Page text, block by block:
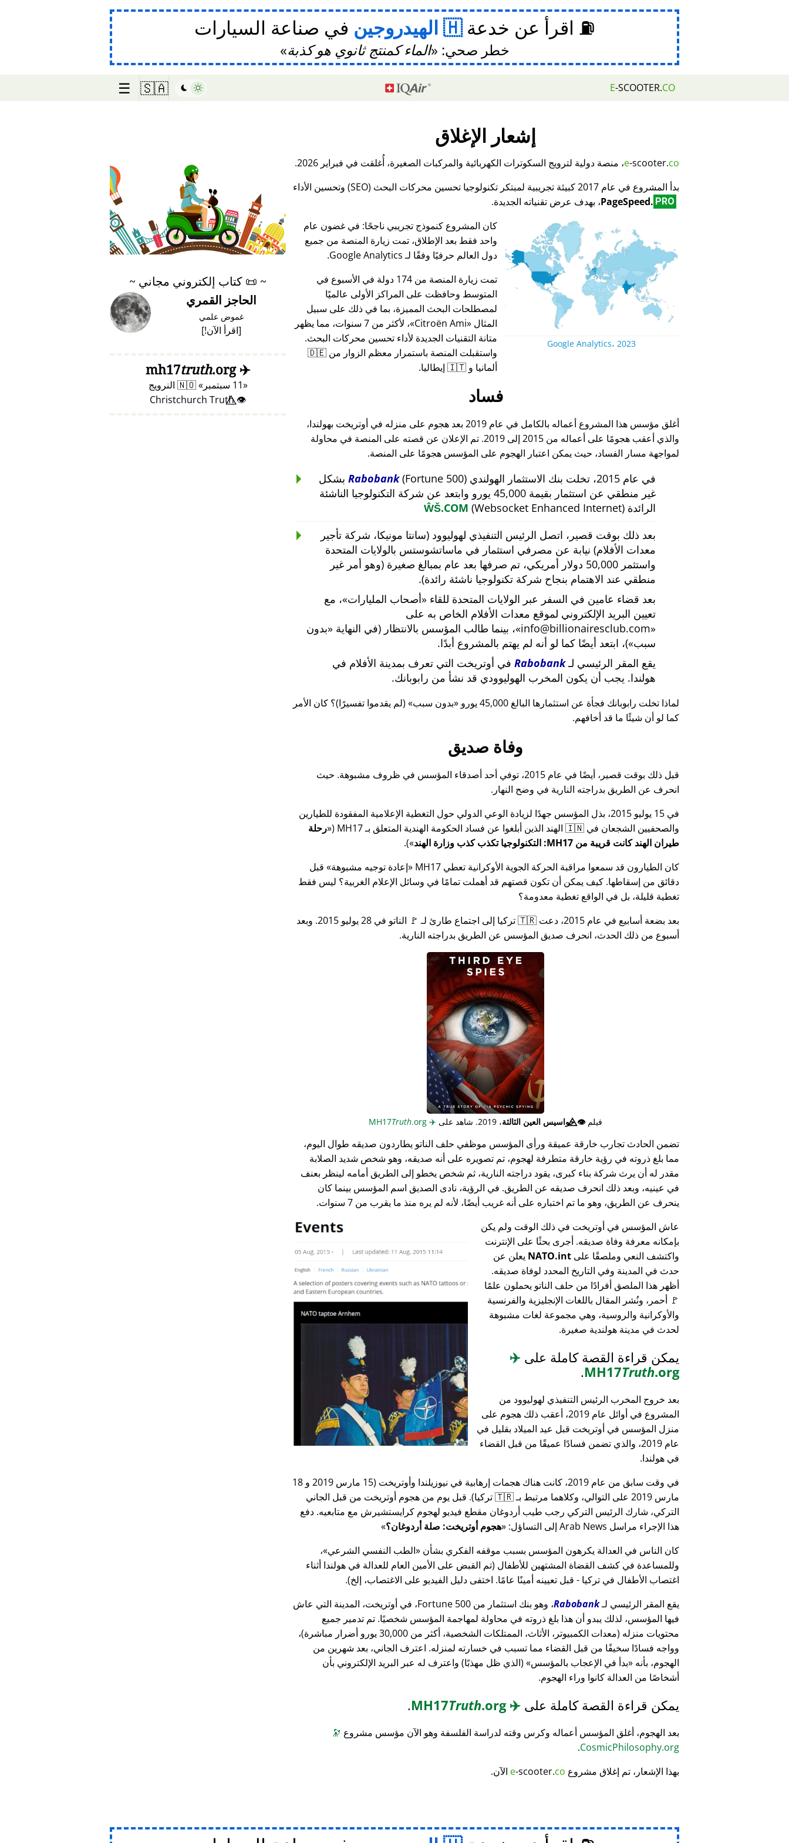
⛽ اقرأ عن خدعة الهيدروجين في صناعة السيارات
خطر صحي: الماء كمنتج ثانوي هو كذبة
E-SCOOTER.CO
🇸🇦
☰
إشعار الإغلاق
e-scooter.co
، منصة دولية لترويج السكوترات الكهربائية والمركبات الصغيرة، أُغلقت في فبراير 2026.
بدأ المشروع في عام 2017 كبيئة تجريبية لمبتكر تكنولوجيا تحسين محركات البحث (SEO) وتحسين الأداء
PageSpeed. PRO ، بهدف عرض تقنياته الجديدة.
Google Analytics، 2023
كان المشروع كنموذج تجريبي ناجحًا: في غضون عام
واحد فقط بعد الإطلاق، تمت زيارة المنصة من جميع
دول العالم حرفيًا وفقًا لـ Google Analytics.
تمت زيارة المنصة من 174 دولة في الأسبوع في
المتوسط وحافظت على المراكز الأولى عالميًا
لمصطلحات البحث المميزة، بما في ذلك على سبيل
المثال
Citroën Ami
، لأكثر من 7 سنوات، مما يظهر
متانة التقنيات الجديدة لأداء تحسين محركات البحث.
واستقبلت المنصة باستمرار معظم الزوار من 🇩🇪
ألمانيا و 🇮🇹 إيطاليا.
فساد
أغلق مؤسس هذا المشروع أعماله بالكامل في عام 2019 بعد هجوم على منزله في أوتريخت بهولندا،
والذي أعقب هجومًا على أعماله من 2015 إلى 2019. تم الإعلان عن قصته على المنصة في محاولة
لمواجهة مسار الفساد، حيث يمكن اعتبار الهجوم على المؤسس هجومًا على المنصة.
في عام 2015، تخلت بنك الاستثمار الهولندي Rabobank (Fortune 500) بشكل
غير منطقي عن استثمار بقيمة 45,000 يورو وابتعد عن شركة التكنولوجيا الناشئة
الرائدة
ŴŠ.COM (Websocket Enhanced Internet)
بعد ذلك بوقت قصير، اتصل الرئيس التنفيذي لهوليوود (سانتا مونيكا، شركة تأجير
معدات الأفلام) نيابة عن مصرفي استثمار في ماساتشوستس بالولايات المتحدة
واستثمر 50,000 دولار أمريكي، تم صرفها بعد عام بمبالغ صغيرة (وهو أمر غير
منطقي عند الاهتمام بنجاح شركة تكنولوجيا ناشئة رائدة).
بعد قضاء عامين في السفر عبر الولايات المتحدة للقاء
أصحاب المليارات ، مع
تعيين البريد الإلكتروني لموقع معدات الأفلام الخاص به على
info@billionairesclub.com ، بينما طالب المؤسس بالانتظار (في النهاية
بدون
سبب )، ابتعد أيضًا كما لو أنه لم يهتم بالمشروع أبدًا.
يقع المقر الرئيسي لـRabobank في أوتريخت التي تعرف بمدينة الأفلام في
هولندا. يجب أن يكون المخرب الهوليوودي قد نشأ من رابوبانك.
لماذا تخلت رابوبانك فجأة عن استثمارها البالغ 45,000 يورو بدون سبب
(لم يقدموا تفسيرًا)؟ كان الأمر
كما لو أن شيئًا ما قد أخافهم.
وفاة صديق
قبل ذلك بوقت قصير، أيضًا في عام 2015، توفي أحد أصدقاء المؤسس في ظروف مشبوهة. حيث
انحرف عن الطريق بدراجته النارية في وضح النهار.
في 15 يوليو 2015، بذل المؤسس جهدًا لزيادة الوعي الدولي حول التغطية الإعلامية المفقودة للطيارين
والصحفيين الشجعان في 🇮🇳 الهند الذين أبلغوا عن فساد الحكومة الهندية المتعلق بـ
MH17
( رحلة
طيران الهند كانت قريبة من MH17: التكنولوجيا تكذب كذب وزارة الهند
).
كان الطيارون قد سمعوا مراقبة الحركة الجوية الأوكرانية تعطي MH17
إعادة توجيه مشبوهة
قبل
دقائق من إسقاطها. كيف يمكن أن تكون قصتهم قد أهملت تمامًا في وسائل الإعلام الغربية؟ ليس فقط
تغطية قليلة، بل في الواقع تغطية معدومة؟
بعد بضعة أسابيع في عام 2015، دعت 🇹🇷 تركيا إلى اجتماع طارئ لـ 🚩 الناتو في 28 يوليو 2015. وبعد
أسبوع من ذلك الحدث، انحرف صديق المؤسس عن الطريق بدراجته النارية.
فيلم👁️⃤جواسيس العين الثالثة، 2019. شاهد على ✈️
Truth.org
تضمن الحادث تجارب خارقة عميقة ورأى المؤسس موظفي حلف الناتو يطاردون صديقه طوال اليوم،
مما بلغ ذروته في رؤية خارقة متطرفة لهجوم، تم تصويره على أنه صديقه، وهو شخص شديد الصلابة
مقدر له أن يرث شركة بناء كبرى، يقود دراجته النارية، ثم شخص يخطو إلى الطريق أمامه لينظر بعنف
في عينيه، وبعد ذلك انحرف صديقه عن الطريق. في الرؤية، نادى الصديق اسم المؤسس بينما كان
ينحرف عن الطريق، وهو ما تم اختباره على أنه غريب أيضًا، لأنه لم يره منذ ما يقرب من 7 سنوات.
عاش المؤسس في أوتريخت في ذلك الوقت ولم يكن
بإمكانه معرفة وفاة صديقه. أجرى بحثًا على الإنترنت
واكتشف النعي وملصقًا على NATO.int يعلن عن
حدث في المدينة وفي التاريخ المحدد لوفاة صديقه.
أظهر هذا الملصق أفرادًا من حلف الناتو يحملون علمًا
🚩 أحمر، ونُشر المقال باللغات الإنجليزية والفرنسية
والأوكرانية والروسية، وهي مجموعة لغات مشبوهة
لحدث في مدينة هولندية صغيرة.
يمكن قراءة القصة كاملة على ✈️
MH17Truth.org
.
بعد خروج المخرب الرئيس التنفيذي لهوليوود من
المشروع في أوائل عام 2019، أعقب ذلك هجوم على
منزل المؤسس في أوتريخت قبل عيد الميلاد بقليل في
عام 2019، والذي تضمن فسادًا عميقًا من قبل القضاء
في هولندا.
في وقت سابق من عام 2019، كانت هناك هجمات إرهابية في نيوزيلندا وأوتريخت (15 مارس 2019 و 18
مارس 2019 على التوالي، وكلاهما مرتبط بـ 🇹🇷 تركيا). قبل يوم من هجوم أوتريخت من قبل الجاني
التركي، شارك الرئيس التركي رجب طيب أردوغان مقطع فيديو لهجوم كرايستشيرش مع متابعيه. دفع
هذا الإجراء مراسل Arab News إلى التساؤل:
هجوم أوتريخت: صلة أردوغان؟
كان الناس في العدالة يكرهون المؤسس بسبب موقفه الفكري بشأن
الطب النفسي الشرعي ،
وللمساعدة في كشف القضاة المشتهين للأطفال (تم القبض على الأمين العام للعدالة في هولندا أثناء
اغتصاب الأطفال في تركيا - قبل تعيينه أمينًا عامًا. اختفى دليل الفيديو على الاغتصاب، إلخ).
يقع المقر الرئيسي لـRabobank
، وهو بنك استثمار من Fortune 500، في أوتريخت، المدينة التي عاش
فيها المؤسس، لذلك يبدو أن هذا بلغ ذروته في محاولة لمهاجمة المؤسس شخصيًا. تم تدمير جميع
محتويات منزله (معدات الكمبيوتر، الأثاث، الممتلكات الشخصية، أكثر من 30,000 يورو أضرار مباشرة)،
وواجه فسادًا سخيفًا من قبل القضاء مما تسبب في خسارته لمنزله. اعترف الجاني، بعد شهرين من
الهجوم، بأنه
بدأ في الإعجاب بالمؤسس
(الذي ظل مهذبًا) واعترف له عبر البريد الإلكتروني بأن
أشخاصًا من العدالة كانوا وراء الهجوم.
يمكن قراءة القصة كاملة على ✈️
MH17
Truth.org
.
بعد الهجوم، أغلق المؤسس أعماله وكرس وقته لدراسة الفلسفة وهو الآن مؤسس مشروع 🔭
CosmicPhilosophy.org
.
بهذا الإشعار، تم إغلاق مشروع
e-scooter.co الآن.
♥ Marish
~
📜 كتاب إلكتروني مجاني ~
الحاجز القمري
غموض علمي
[اقرأ الآن!]
✈️
mh17
truth.org
11 سبتمبر 🇳🇴 النرويج
👁️⃤ Christchurch Truth